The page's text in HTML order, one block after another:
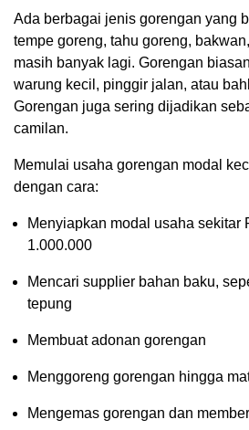
Ada berbagai jenis gorengan yang
tempe goreng, tahu goreng,
masih banyak lagi. Gorengan
warung kecil, pinggir jalan, atau
Gorengan juga sering dijadikan
camilan.
Memulai usaha gorengan modal
dengan cara:
Menyiapkan modal usaha sekitar
1.000.000
Mencari supplier bahan baku,
tepung
Membuat adonan gorengan
Menggoreng gorengan hingga
Mengemas gorengan dan